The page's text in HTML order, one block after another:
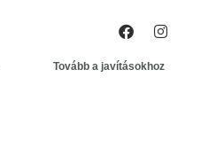
Tovább a javításokhoz